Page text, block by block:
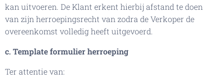
kan uitvoeren. De Klant erkent hierbij afstand te doen
van zijn herroepingsrecht van zodra de Verkoper de
overeenkomst volledig heeft uitgevoerd.
c. Template formulier herroeping
Ter attentie van: